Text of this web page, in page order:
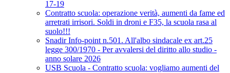
17-19
Contratto scuola: operazione verità, aumenti da fame ed
arretrati irrisori. Soldi in droni e F35, la scuola rasa al
suolo!!!
Snadir Info-point n.501. All'albo sindacale ex art.25
legge 300/1970 - Per avvalersi del diritto allo studio -
anno solare 2026
USB Scuola - Contratto scuola: vogliamo aumenti del